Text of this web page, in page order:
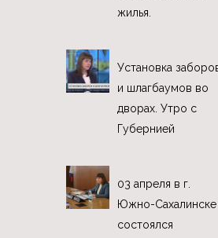
жилья.
Установка
и шлагбаумов во
дворах. Утро с
Губернией
03 апреля в г.
Южно-Сахалинске
состоялся